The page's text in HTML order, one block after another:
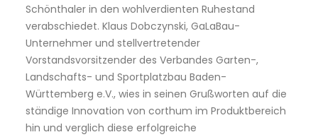
Schönthaler in den wohlverdienten Ruhestand
verabschiedet. Klaus Dobczynski, GaLaBau-
Unternehmer und stellvertretender
Vorstandsvorsitzender des Verbandes Garten-,
Landschafts- und Sportplatzbau Baden-
Württemberg e.V., wies in seinen Grußworten auf die
ständige Innovation von corthum im Produktbereich
hin und verglich diese erfolgreiche